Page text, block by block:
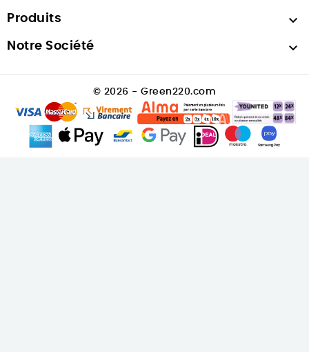
Produits 
Notre Société 
© 2026 - Green220.com